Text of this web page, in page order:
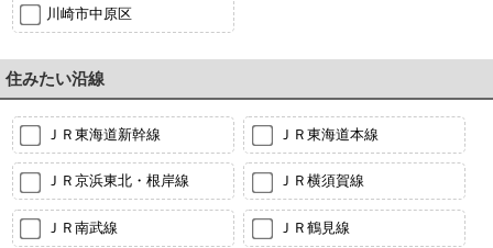
川崎市中原区
住みたい沿線
ＪＲ東海道新幹線 ＪＲ東海道本線
ＪＲ京浜東北・根岸線 ＪＲ横須賀線
ＪＲ南武線 ＪＲ鶴見線